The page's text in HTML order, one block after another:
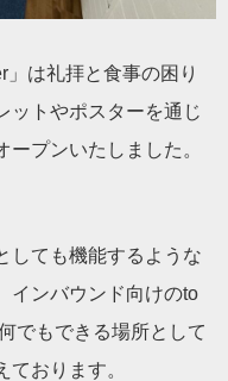
」は礼拝と食事の困り
ットやポスターを通じ
プンいたしました。
しても機能するような
インバウンド向けのto
でもできる場所として
おります。